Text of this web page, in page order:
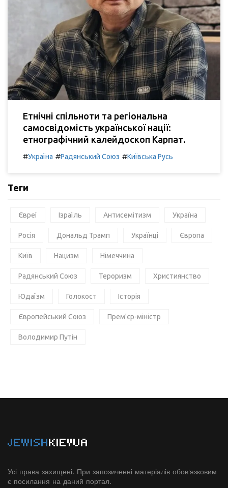
Етнічні спільноти та регіональна
самосвідомість української нації:
етнографічний калейдоскоп Карпат.
#Україна #Радянський Союз #Київська Русь
Теги
Євреї Ізраїль Антисемітизм Україна
Росія Дональд Трамп Українці Європа
Київ Нацизм Німеччина
Радянський Союз Тероризм Християнство
Юдаїзм Голокост Історія
Європейський Союз Прем'єр-міністр
Володимир Путін
JEWISHKIEVUA
Усі права захищені. При запозиченні матеріалів обов'язковим
є посилання на даний портал.